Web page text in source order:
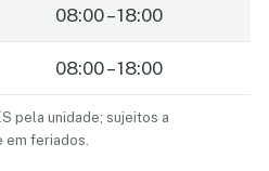
08:00 – 18:00
08:00 – 18:00
pela unidade; sujeitos a
feriados.